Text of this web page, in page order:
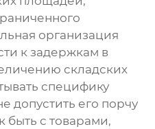
организация
к задержкам в
складских
специфику
допустить его порчу
быть с товарами,